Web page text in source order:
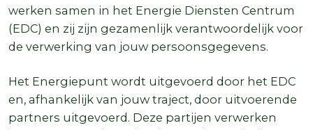
werken samen in het Energie Diensten Centrum
(EDC) en zij zijn gezamenlijk verantwoordelijk voor
de verwerking van jouw persoonsgegevens.
Het Energiepunt wordt uitgevoerd door het EDC
en, afhankelijk van jouw traject, door uitvoerende
partners uitgevoerd. Deze partijen verwerken